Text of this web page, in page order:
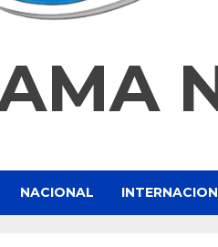
NACIONAL